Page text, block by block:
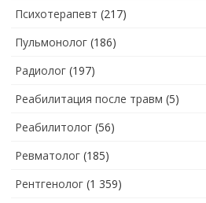
Психотерапевт (217)
Пульмонолог (186)
Радиолог (197)
Реабилитация после травм (5)
Реабилитолог (56)
Ревматолог (185)
Рентгенолог (1 359)